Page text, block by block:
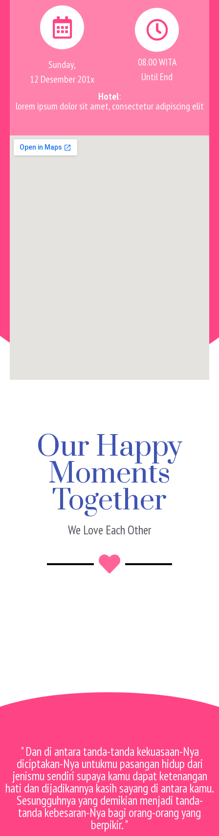
Sunday,
12 Desember 201x
08.00 WITA
Until End
Hotel:
lorem ipsum dolor sit amet, consectetur adipiscing elit
Our Happy
Moments
Together
We Love Each Other
" Dan di antara tanda-tanda kekuasaan-Nya
diciptakan-Nya untukmu pasangan hidup dari
jenismu sendiri supaya kamu dapat ketenangan
hati dan dijadikannya kasih sayang di antara kamu.
Sesungguhnya yang demikian menjadi tanda-
tanda kebesaran-Nya bagi orang-orang yang
berpikir. "